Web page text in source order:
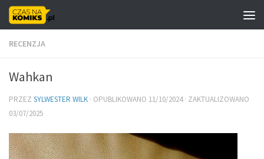
Skip to content
RECENZJA
Wahkan
PRZEZ SYLWESTER WILK · OPUBLIKOWANO 11/10/2024· ZAKTUALIZOWANO
03/07/2025